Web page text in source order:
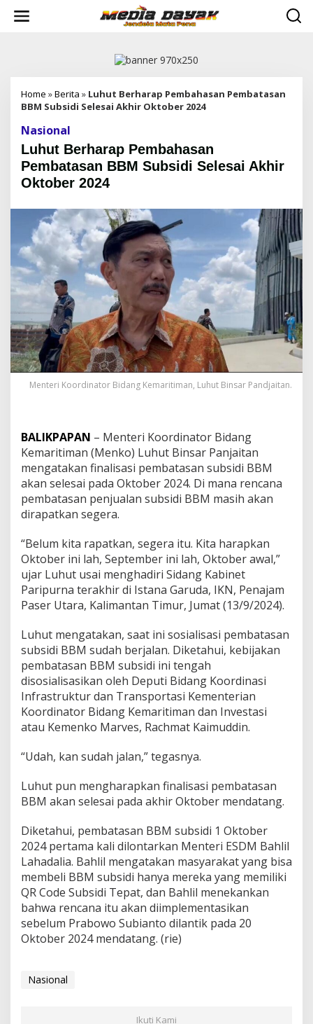
Home »Berita » Luhut Berharap Pembahasan Pembatasan
BBM Subsidi Selesai Akhir Oktober 2024
Nasional
Luhut Berharap Pembahasan
Pembatasan BBM Subsidi Selesai Akhir
Oktober 2024
Menteri Koordinator Bidang Kemaritiman, Luhut Binsar Pandjaitan.
BALIKPAPAN – Menteri Koordinator Bidang
Kemaritiman (Menko) Luhut Binsar Panjaitan
mengatakan finalisasi pembatasan subsidi BBM
akan selesai pada Oktober 2024. Di mana rencana
pembatasan penjualan subsidi BBM masih akan
dirapatkan segera.
“Belum kita rapatkan, segera itu. Kita harapkan
Oktober ini lah, September ini lah, Oktober awal,”
ujar Luhut usai menghadiri Sidang Kabinet
Paripurna terakhir di Istana Garuda, IKN, Penajam
Paser Utara, Kalimantan Timur, Jumat (13/9/2024).
Luhut mengatakan, saat ini sosialisasi pembatasan
subsidi BBM sudah berjalan. Diketahui, kebijakan
pembatasan BBM subsidi ini tengah
disosialisasikan oleh Deputi Bidang Koordinasi
Infrastruktur dan Transportasi Kementerian
Koordinator Bidang Kemaritiman dan Investasi
atau Kemenko Marves, Rachmat Kaimuddin.
“Udah, kan sudah jalan,” tegasnya.
Luhut pun mengharapkan finalisasi pembatasan
BBM akan selesai pada akhir Oktober mendatang.
Diketahui, pembatasan BBM subsidi 1 Oktober
2024 pertama kali dilontarkan Menteri ESDM Bahlil
Lahadalia. Bahlil mengatakan masyarakat yang bisa
membeli BBM subsidi hanya mereka yang memiliki
QR Code Subsidi Tepat, dan Bahlil menekankan
bahwa rencana itu akan diimplementasikan
sebelum Prabowo Subianto dilantik pada 20
Oktober 2024 mendatang. (rie)
Nasional
Ikuti Kami